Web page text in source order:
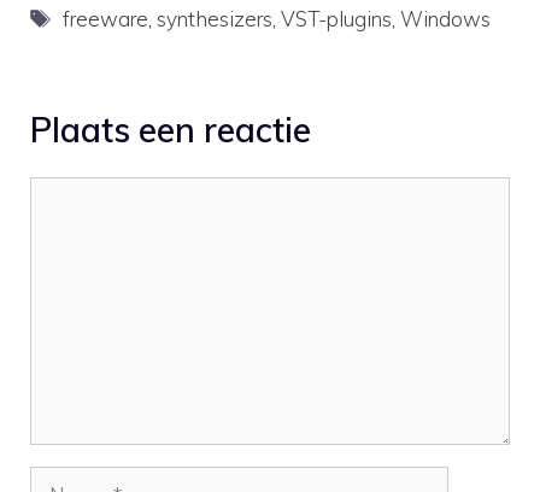
Tags
freeware ,synthesizers ,VST-plugins ,Windows
Plaats een reactie
Naam